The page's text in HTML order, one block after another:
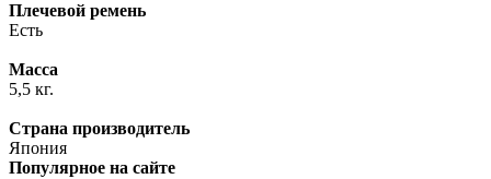
Плечевой ремень
Есть
Масса
5,5 кг.
Страна производитель
Япония
Популярное на сайте